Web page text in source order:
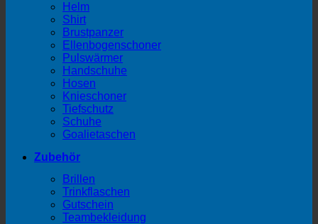
Helm
Shirt
Brustpanzer
Ellenbogenschoner
Pulswärmer
Handschuhe
Hosen
Knieschoner
Tiefschutz
Schuhe
Goalietaschen
Zubehör
Brillen
Trinkflaschen
Gutschein
Teambekleidung